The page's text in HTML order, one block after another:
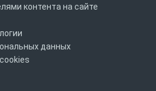
контента на сайте
данных